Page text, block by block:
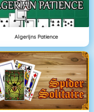
Algerijns Patience